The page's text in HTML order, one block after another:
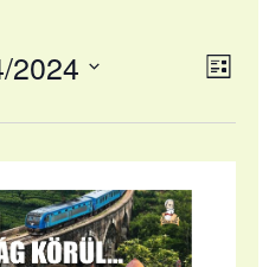
Lista
2024